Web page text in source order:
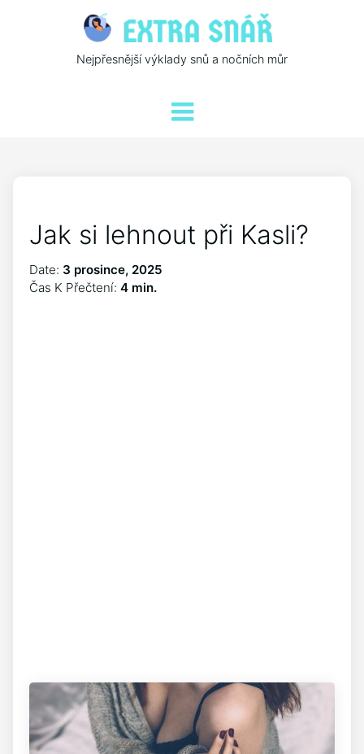
Nejpřesnější výklady snů a nočních můr
Jak si lehnout při Kasli?
Date: 3 prosince, 2025
Čas K Přečtení: 4 min.